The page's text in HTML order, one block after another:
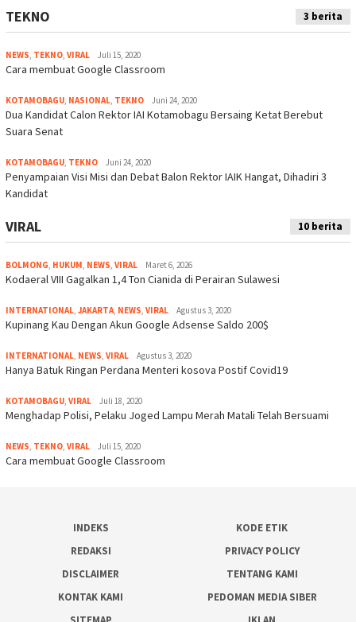
TEKNO 3 berita
NEWS TEKNO VIRAL Juli 15, 2020
Cara membuat Google Classroom
KOTAMOBAGU NASIONAL TEKNO Juni 24, 2020
Dua Kandidat Calon Rektor IAI Kotamobagu Bersaing Ketat Berebut
Suara Senat
KOTAMOBAGU TEKNO Juni 24, 2020
Penyampaian Visi Misi dan Debat Balon Rektor IAIK Hangat, Dihadiri 3
Kandidat
VIRAL 10 berita
BOLMONG, HUKUM, NEWS, VIRAL Maret 6, 2026
Kodaeral VIII Gagalkan 1,4 Ton Cianida di Perairan Sulawesi
INTERNATIONAL, JAKARTA, NEWS, VIRAL Agustus 3, 2020
Kupinang Kau Dengan Akun Google Adsense Saldo 200$
INTERNATIONAL, NEWS, VIRAL Agustus 3, 2020
Hanya Batuk Ringan Perdana Menteri kosova Postif Covid19
KOTAMOBAGU, VIRAL Juli 18, 2020
Menghadap Polisi, Pelaku Joged Lampu Merah Matali Telah Bersuami
NEWS, TEKNO, VIRAL Juli 15, 2020
Cara membuat Google Classroom
INDEKS
KODE ETIK
REDAKSI
PRIVACY POLICY
DISCLAIMER
TENTANG KAMI
KONTAK KAMI
PEDOMAN MEDIA SIBER